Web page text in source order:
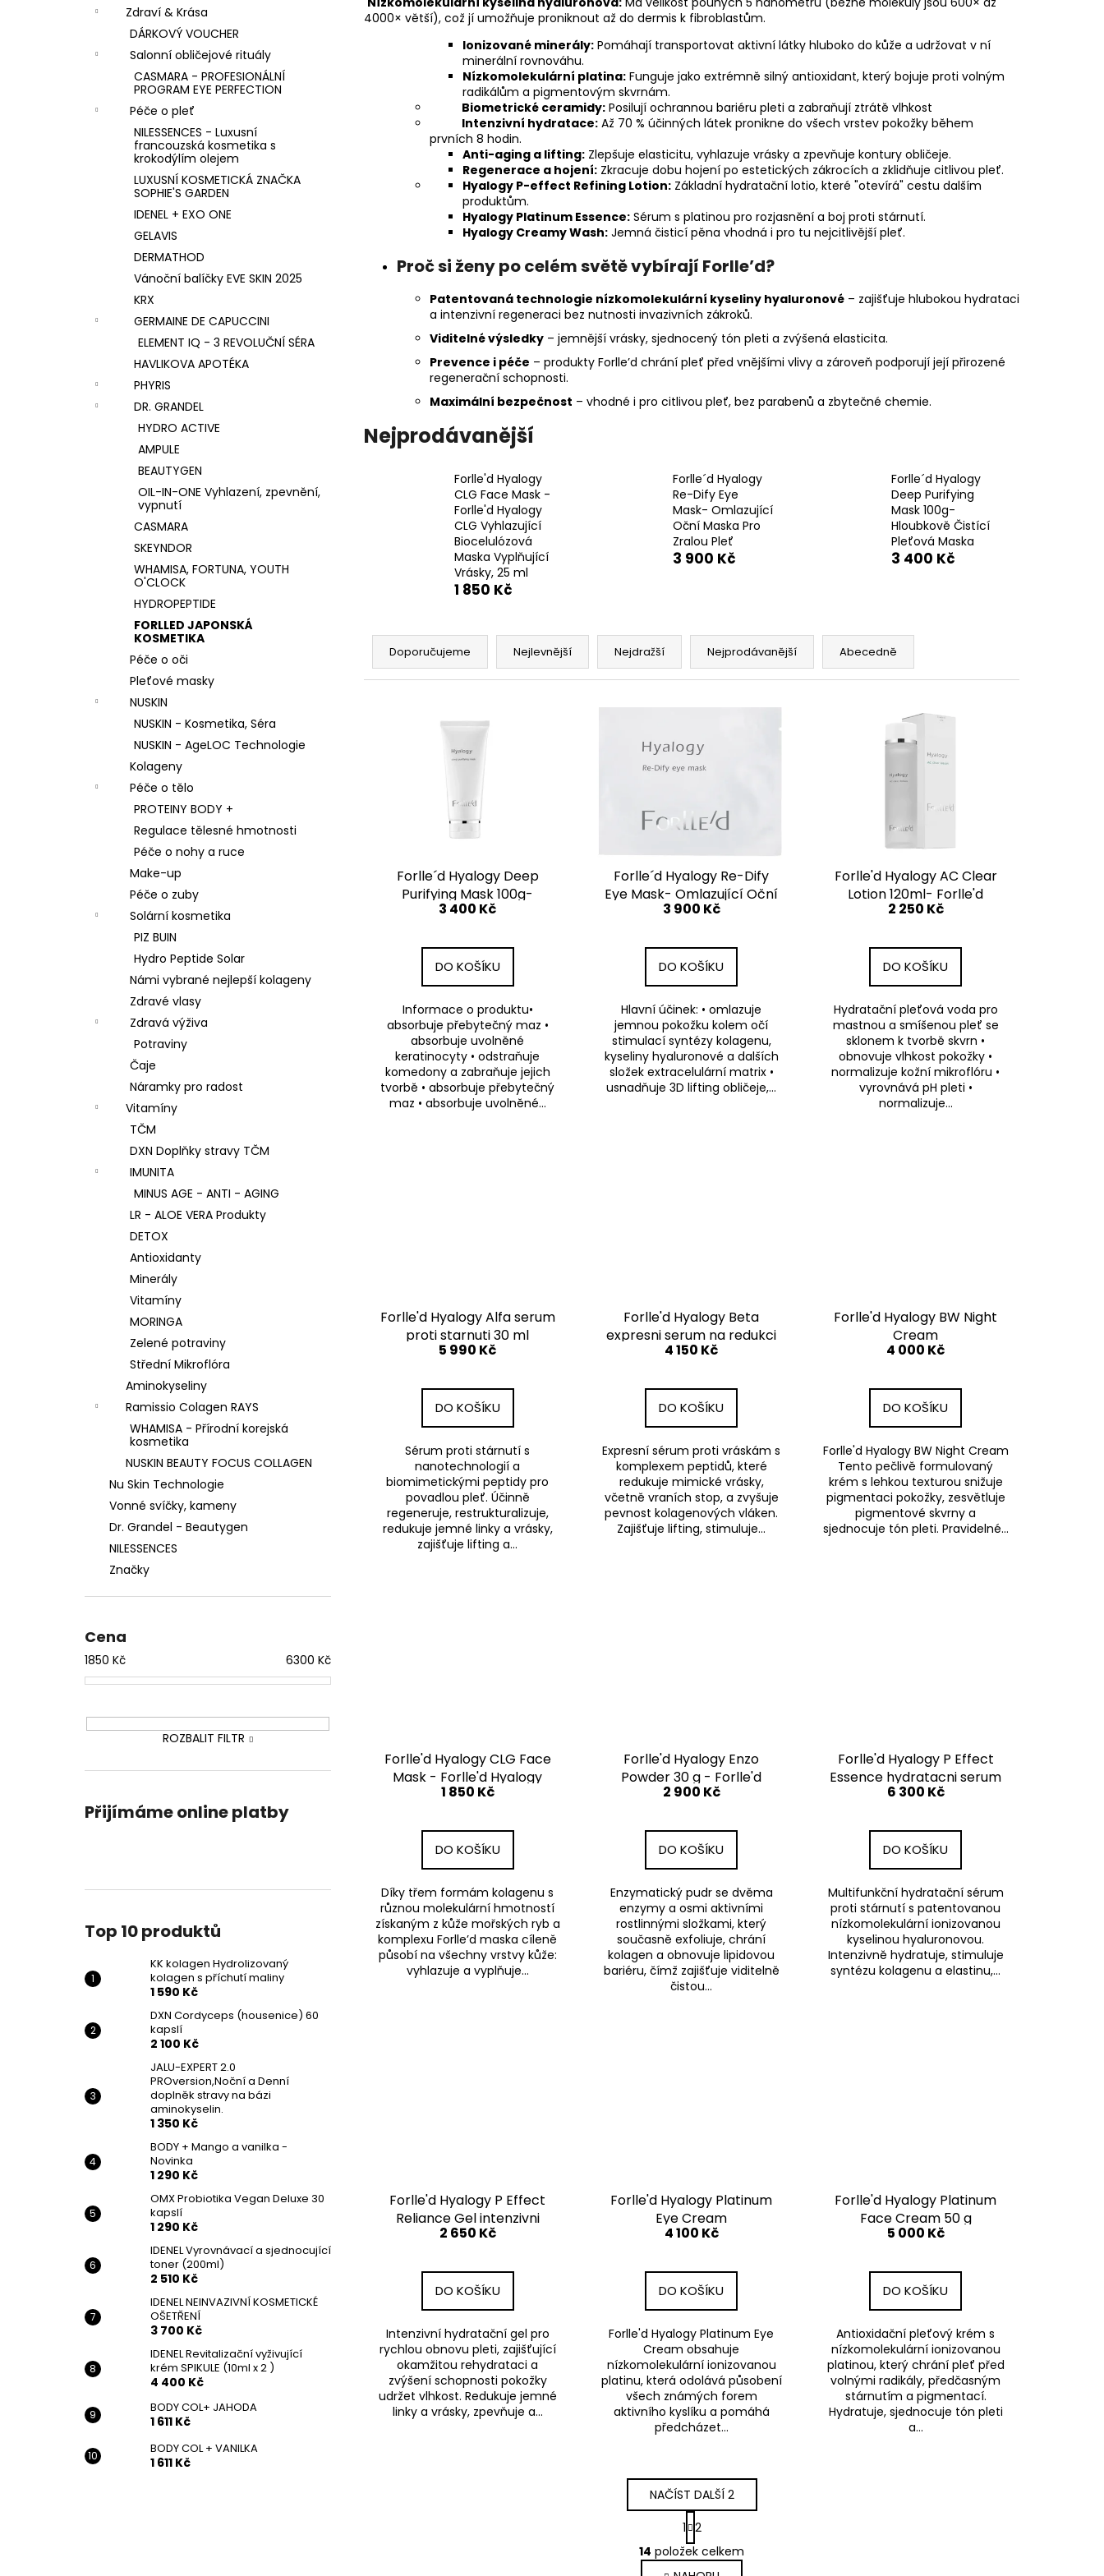
Zdraví & Krása
DÁRKOVÝ VOUCHER
Salonní obličejové rituály
CASMARA - PROFESIONÁLNÍ
PROGRAM EYE PERFECTION
Péče o pleť
NILESSENCES - Luxusní
francouzská kosmetika s
krokodýlím olejem
LUXUSNÍ KOSMETICKÁ ZNAČKA
SOPHIE'S GARDEN
IDENEL + EXO ONE
GELAVIS
DERMATHOD
Vánoční balíčky EVE SKIN 2025
KRX
GERMAINE DE CAPUCCINI
ELEMENT IQ - 3 REVOLUČNÍ SÉRA
HAVLIKOVA APOTÉKA
PHYRIS
DR. GRANDEL
HYDRO ACTIVE
AMPULE
BEAUTYGEN
OIL-IN-ONE Vyhlazení, zpevnění,
vypnutí
CASMARA
SKEYNDOR
WHAMISA, FORTUNA, YOUTH
O'CLOCK
HYDROPEPTIDE
FORLLED JAPONSKÁ
KOSMETIKA
Péče o oči
Pleťové masky
NUSKIN
NUSKIN - Kosmetika, Séra
NUSKIN - AgeLOC Technologie
Kolageny
Péče o tělo
PROTEINY BODY +
Regulace tělesné hmotnosti
Péče o nohy a ruce
Make-up
Péče o zuby
Solární kosmetika
PIZ BUIN
Hydro Peptide Solar
Námi vybrané nejlepší kolageny
Zdravé vlasy
Zdravá výživa
Potraviny
Čaje
Náramky pro radost
Vitamíny
TČM
DXN Doplňky stravy TČM
IMUNITA
MINUS AGE - ANTI - AGING
LR - ALOE VERA Produkty
DETOX
Antioxidanty
Minerály
Vitamíny
MORINGA
Zelené potraviny
Střední Mikroflóra
Aminokyseliny
Ramissio Colagen RAYS
WHAMISA - Přírodní korejská
kosmetika
NUSKIN BEAUTY FOCUS COLLAGEN
Nu Skin Technologie
Vonné svíčky, kameny
Dr. Grandel - Beautygen
NILESSENCES
Značky
Cena
1850 Kč 6300 Kč
ROZBALIT FILTR
Přijímáme online platby
Top 10 produktů
KK kolagen Hydrolizovaný
kolagen s příchutí maliny
1 590 Kč
DXN Cordyceps (housenice) 60
kapslí
2 100 Kč
JALU-EXPERT 2.0
PROversion,Noční a Denní
doplněk stravy na bázi
aminokyselin.
1 350 Kč
BODY + Mango a vanilka -
Novinka
1 290 Kč
OMX Probiotika Vegan Deluxe 30
kapslí
1 290 Kč
IDENEL Vyrovnávací a sjednocující
toner (200ml)
2 510 Kč
IDENEL NEINVAZIVNÍ KOSMETICKÉ
OŠETŘENÍ
3 700 Kč
IDENEL Revitalizační vyživující
krém SPIKULE (10ml x 2 )
4 400 Kč
BODY COL+ JAHODA
1 611 Kč
BODY COL + VANILKA
1 611 Kč
4000× větší), což jí umožňuje proniknout až do dermis k fibroblastům.
Ionizované minerály: Pomáhají transportovat aktivní látky hluboko do kůže a udržovat v ní
minerální rovnováhu.
Nízkomolekulární platina: Funguje jako extrémně silný antioxidant, který bojuje proti volným
radikálům a pigmentovým skvrnám.
Biometrické ceramidy: Posilují ochrannou bariéru pleti a zabraňují ztrátě vlhkost
Intenzivní hydratace: Až 70 % účinných látek pronikne do všech vrstev pokožky během
prvních 8 hodin.
Anti-aging a lifting: Zlepšuje elasticitu, vyhlazuje vrásky a zpevňuje kontury obličeje.
Regenerace a hojení: Zkracuje dobu hojení po estetických zákrocích a zklidňuje citlivou pleť.
Hyalogy P-effect Refining Lotion: Základní hydratační lotio, které "otevírá" cestu dalším
produktům.
Hyalogy Platinum Essence: Sérum s platinou pro rozjasnění a boj proti stárnutí.
Hyalogy Creamy Wash: Jemná čisticí pěna vhodná i pro tu nejcitlivější pleť.
Proč si ženy po celém světě vybírají Forlle’d?
Patentovaná technologie nízkomolekulární kyseliny hyaluronové – zajišťuje hlubokou hydrataci
a intenzivní regeneraci bez nutnosti invazivních zákroků.
Viditelné výsledky – jemnější vrásky, sjednocený tón pleti a zvýšená elasticita.
Prevence i péče – produkty Forlle’d chrání pleť před vnějšími vlivy a zároveň podporují její přirozené
regenerační schopnosti.
Maximální bezpečnost – vhodné i pro citlivou pleť, bez parabenů a zbytečné chemie.
Nejprodávanější
Forlle'd Hyalogy
CLG Face Mask -
Forlle'd Hyalogy
CLG Vyhlazující
Biocelulózová
Maska Vyplňující
Vrásky, 25 ml
1 850 Kč
Forlle´d Hyalogy
Re-Dify Eye
Mask- Omlazující
Oční Maska Pro
Zralou Pleť
3 900 Kč
Forlle´d Hyalogy
Deep Purifying
Mask 100g-
Hloubkově Čistící
Pleťová Maska
3 400 Kč
Ř
z
Doporučujeme Nejlevnější Nejdražší Nejprodávanější Abecedně
Forlle´d Hyalogy Deep
Purifying Mask 100g-
Hloubkově Čistící Pleťová
3 400 Kč
DO KOŠÍKU
Informace o produktu•
absorbuje přebytečný maz •
absorbuje uvolněné
keratinocyty • odstraňuje
komedony a zabraňuje jejich
tvorbě • absorbuje přebytečný
maz • absorbuje uvolněné...
Forlle´d Hyalogy Re-Dify
Eye Mask- Omlazující Oční
Maska Pro Zralou Pleť
3 900 Kč
DO KOŠÍKU
Hlavní účinek: • omlazuje
jemnou pokožku kolem očí
stimulací syntézy kolagenu,
kyseliny hyaluronové a dalších
složek extracelulární matrix •
usnadňuje 3D lifting obličeje,...
Forlle'd Hyalogy AC Clear
Lotion 120ml- Forlle'd
Hyalogy Hydratační Lotion
Plet' Se Sklonem K Tvorbě
Skvrn
2 250 Kč
DO KOŠÍKU
Hydratační pleťová voda pro
mastnou a smíšenou pleť se
sklonem k tvorbě skvrn •
obnovuje vlhkost pokožky •
normalizuje kožní mikroflóru •
vyrovnává pH pleti •
normalizuje...
Forlle'd Hyalogy Alfa serum
proti starnuti 30 ml
5 990 Kč
DO KOŠÍKU
Sérum proti stárnutí s
nanotechnologií a
biomimetickými peptidy pro
povadlou pleť. Účinně
regeneruje, restrukturalizuje,
redukuje jemné linky a vrásky,
zajišťuje lifting a...
Forlle'd Hyalogy Beta
expresni serum na redukci
vrasek 30 gr
4 150 Kč
DO KOŠÍKU
Expresní sérum proti vráskám s
komplexem peptidů, které
redukuje mimické vrásky,
včetně vraních stop, a zvyšuje
pevnost kolagenových vláken.
Zajišťuje lifting, stimuluje...
Forlle'd Hyalogy BW Night
Cream
4 000 Kč
DO KOŠÍKU
Forlle'd Hyalogy BW Night Cream
Tento pečlivě formulovaný
krém s lehkou texturou snižuje
pigmentaci pokožky, zesvětluje
pigmentové skvrny a
sjednocuje tón pleti. Pravidelné...
Forlle'd Hyalogy CLG Face
Mask - Forlle'd Hyalogy
CLG Vyhlazující
Vyplňující Vrásky, 25 ml
1 850 Kč
DO KOŠÍKU
Díky třem formám kolagenu s
různou molekulární hmotností
získaným z kůže mořských ryb a
komplexu Forlle’d maska cíleně
působí na všechny vrstvy kůže:
vyhlazuje a vyplňuje...
Forlle'd Hyalogy Enzo
Powder 30 g - Forlle'd
Hyalogy Enzymatický Pudr
2 900 Kč
DO KOŠÍKU
Enzymatický pudr se dvěma
enzymy a osmi aktivními
rostlinnými složkami, který
současně exfoliuje, chrání
kolagen a obnovuje lipidovou
bariéru, čímž zajišťuje viditelně
čistou...
Forlle'd Hyalogy P Effect
Essence hydratacni serum
30 ml
6 300 Kč
DO KOŠÍKU
Multifunkční hydratační sérum
proti stárnutí s patentovanou
nízkomolekulární ionizovanou
kyselinou hyaluronovou.
Intenzivně hydratuje, stimuluje
syntézu kolagenu a elastinu,...
Forlle'd Hyalogy P Effect
Reliance Gel intenzivni
hydratacni krem 50 g
2 650 Kč
DO KOŠÍKU
Intenzivní hydratační gel pro
rychlou obnovu pleti, zajišťující
okamžitou rehydrataci a
zvýšení schopnosti pokožky
udržet vlhkost. Redukuje jemné
linky a vrásky, zpevňuje a...
Forlle'd Hyalogy Platinum
Eye Cream
4 100 Kč
DO KOŠÍKU
Forlle'd Hyalogy Platinum Eye
Cream obsahuje
nízkomolekulární ionizovanou
platinu, která odolává působení
všech známých forem
aktivního kyslíku a pomáhá
předcházet...
Forlle'd Hyalogy Platinum
Face Cream 50 g
5 000 Kč
DO KOŠÍKU
Antioxidační pleťový krém s
nízkomolekulární ionizovanou
platinou, který chrání pleť před
volnými radikály, předčasným
stárnutím a pigmentací.
Hydratuje, sjednocuje tón pleti
a...
O
v
NAČÍST DALŠÍ 2
S
t
r
á
1 2
14 položek celkem
KK KOLAGEN HYDROLIZOVANÝ KOLAGEN
S PŘÍCHUTÍ MALINY
1 590 Kč
DXN CORDYCEPS (HOUSENICE) 60
KAPSLÍ
JALU-EXPERT 2.0 PROVERSION,NOČNÍ A
DENNÍ DOPLNĚK STRAVY NA BÁZI
1 350 Kč